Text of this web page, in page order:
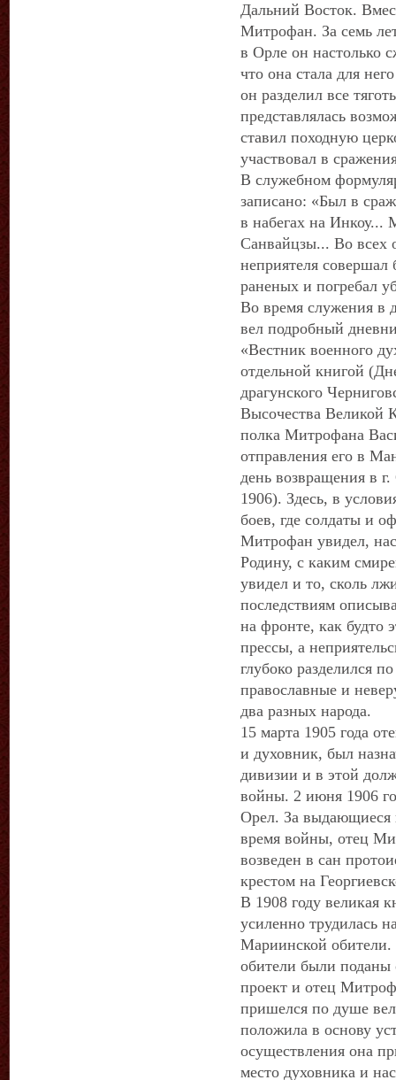
Дальний Восток.
Митрофан. За семь
в Орле он настолько
что она стала для
он разделил все
представлялась
ставил походную
участвовал в
В служебном
записано: «Был в
в набегах на Инкоу...
Санвайцзы... Во всех
неприятеля совершал
раненых и погребал
Во время служения в
вел подробный
«Вестник военного
отдельной книгой
драгунского
Высочества Великой
полка Митрофана
отправления его в
день возвращения в
1906). Здесь, в
боев, где солдаты и
Митрофан увидел,
Родину, с каким
увидел и то, сколь
последствиям
на фронте, как будто
прессы, а
глубоко разделился
православные и
два разных народа.
15 марта 1905 года
и духовник, был
дивизии и в этой
войны. 2 июня 1906
Орел. За выдающиеся
время войны, отец
возведен в сан
крестом на
В 1908 году великая
усиленно трудилась
Мариинской
обители были поданы
проект и отец
пришелся по душе
положила в основу
осуществления она
место духовника и